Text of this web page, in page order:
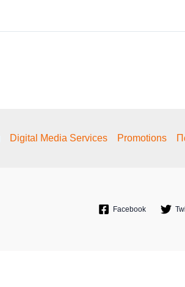
Digital Media Services Promotions
Facebook